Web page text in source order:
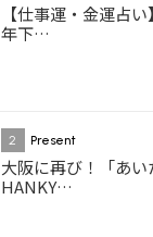
【仕事運・金運占
年下…
2 Present
大阪に再び！「あい
HANKY…